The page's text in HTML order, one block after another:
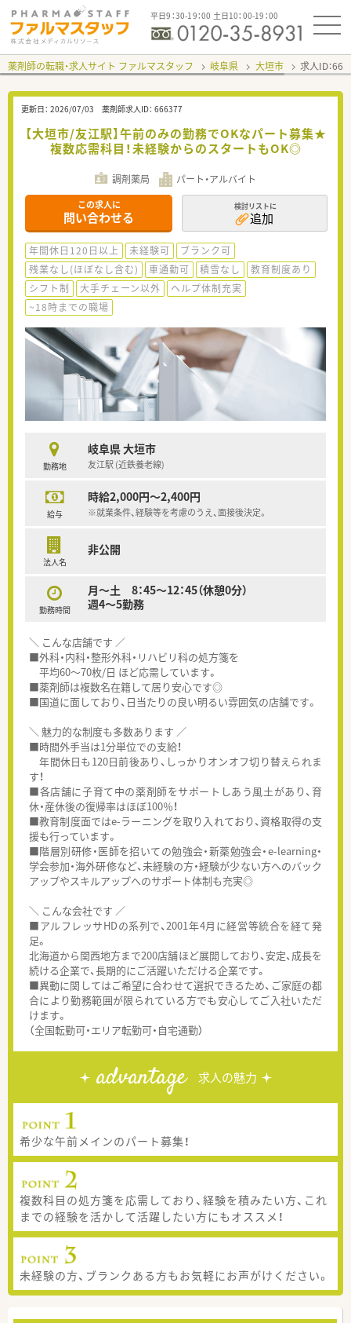
平日9：30-19：00 土日10：00-19：00
薬剤師の転職・求人サイト ファルマスタッフ 岐阜県 大垣市 求人ID：
更新日： 2026/07/03 薬剤師求人ID： 666377
【大垣市/友江駅】午前のみの勤務でOKなパート募集★
複数応需科目！未経験からのスタートもOK◎
調剤薬局 パート・アルバイト
この求人に
問い合わせる
検討リストに
追加
年間休日120日以上 未経験可
ブランク可
残業なし(ほぼなし含む)
車通勤可 積雪なし
教育制度あり
シフト制
大手チェーン以外
ヘルプ体制充実
~18時までの職場
勤務地
岐阜県 大垣市
友江駅 (近鉄養老線)
給与
時給2,000円～2,400円
※就業条件、経験等を考慮のうえ、面接後決定。
法人名
非公開
勤務時間
月～土 8：45～12：45（休憩0分）
週4～5勤務
＼ こんな店舗です ／
■外科・内科・整形外科・リハビリ科の処方箋を
平均60～70枚/日 ほど応需しています。
■薬剤師は複数名在籍して居り安心です◎
■国道に面しており、日当たりの良い明るい雰囲気の店舗です。
＼ 魅力的な制度も多数あります ／
■時間外手当は1分単位での支給！
年間休日も120日前後あり、しっかりオンオフ切り替えられま
す！
■各店舗に子育て中の薬剤師をサポートしあう風土があり、育
休・産休後の復帰率はほぼ100％！
■教育制度面ではe-ラーニングを取り入れており、資格取得の支
援も行っています。
■階層別研修・医師を招いての勉強会・新薬勉強会・e-learning・
学会参加・海外研修など、未経験の方・経験が少ない方へのバック
アップやスキルアップへのサポート体制も充実◎
＼ こんな会社です ／
■アルフレッサHDの系列で、2001年4月に経営等統合を経て発
足。
北海道から関西地方まで200店舗ほど展開しており、安定、成長を
続ける企業で、長期的にご活躍いただける企業です。
■異動に関してはご希望に合わせて選択できるため、ご家庭の都
合により勤務範囲が限られている方でも安心してご入社いただ
けます。
（全国転勤可・エリア転勤可・自宅通勤）
advantage 求人の魅力
希少な午前メインのパート募集！
複数科目の処方箋を応需しており、経験を積みたい方、これ
までの経験を活かして活躍したい方にもオススメ！
未経験の方、ブランクある方もお気軽にお声がけください。